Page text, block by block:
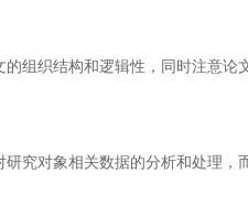
组织结构和逻辑性，同时注意论
究对象相关数据的分析和处理，